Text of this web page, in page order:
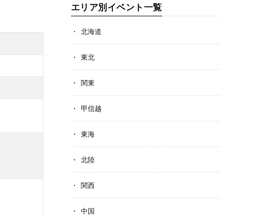
エリア別イベント一覧
北海道
東北
関東
甲信越
東海
北陸
関西
中国